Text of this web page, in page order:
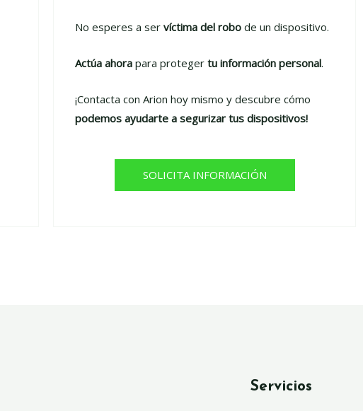
No esperes a ser víctima del robo de un dispositivo.
Actúa ahora para proteger tu información personal.
¡Contacta con Arion hoy mismo y descubre cómo
podemos ayudarte a segurizar tus dispositivos!
SOLICITA INFORMACIÓN
Servicios